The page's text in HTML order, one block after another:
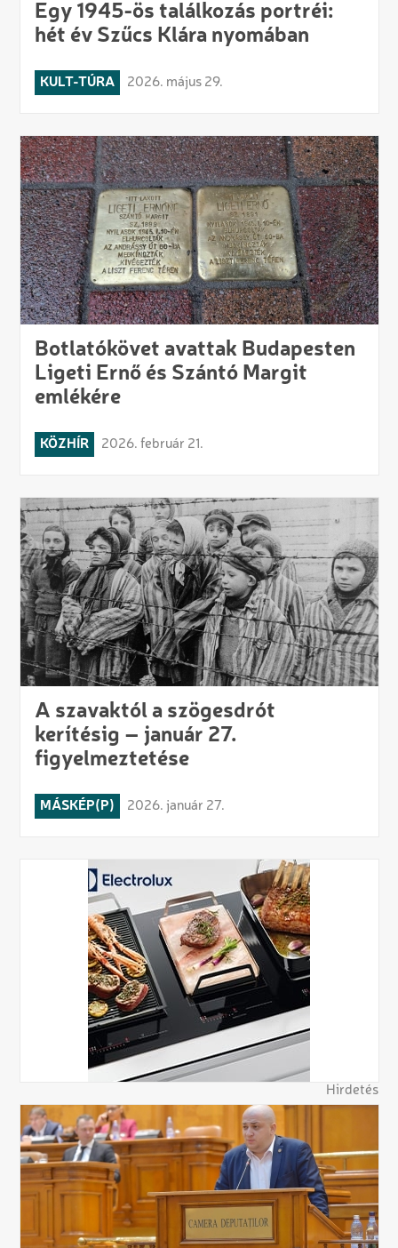
Egy 1945-ös találkozás portréi:
hét év Szűcs Klára nyomában
KULT-TÚRA 2026. május 29.
Botlatókövet avattak Budapesten
Ligeti Ernő és Szántó Margit
emlékére
KÖZHÍR 2026. február 21.
A szavaktól a szögesdrót
kerítésig – január 27.
figyelmeztetése
MÁSKÉP(P) 2026. január 27.
Hirdetés